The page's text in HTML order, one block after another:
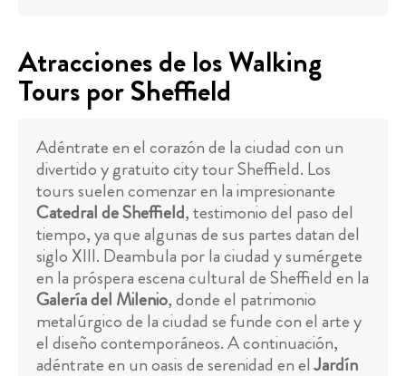
Atracciones de los Walking
Tours por Sheffield
Adéntrate en el corazón de la ciudad con un
divertido y gratuito city tour Sheffield. Los
tours suelen comenzar en la impresionante
Catedral de Sheffield, testimonio del paso del
tiempo, ya que algunas de sus partes datan del
siglo XIII. Deambula por la ciudad y sumérgete
en la próspera escena cultural de Sheffield en la
Galería del Milenio, donde el patrimonio
metalúrgico de la ciudad se funde con el arte y
el diseño contemporáneos. A continuación,
adéntrate en un oasis de serenidad en elJardín